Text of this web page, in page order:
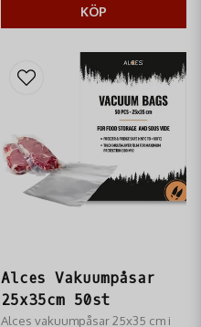
hållbarheten i frysen.
KÖP
Alces Vakuumpåsar
25x35cm 50st
Alces vakuumpåsar 25x35 cm i